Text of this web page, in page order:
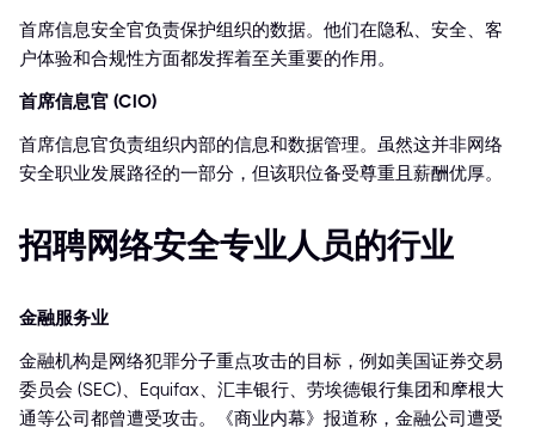
首席信息安全官负责保护组织的数据。他们在隐私、安全、客
户体验和合规性方面都发挥着至关重要的作用。
首席信息官 (CIO)
首席信息官负责组织内部的信息和数据管理。虽然这并非网络
安全职业发展路径的一部分，但该职位备受尊重且薪酬优厚。
招聘网络安全专业人员的行业
金融服务业
金融机构是网络犯罪分子重点攻击的目标，例如美国证券交易
委员会 (SEC)、Equifax、汇丰银行、劳埃德银行集团和摩根大
通等公司都曾遭受攻击。《商业内幕》报道称，金融公司遭受